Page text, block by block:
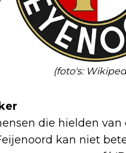
(foto's:
die hielden
kan niet